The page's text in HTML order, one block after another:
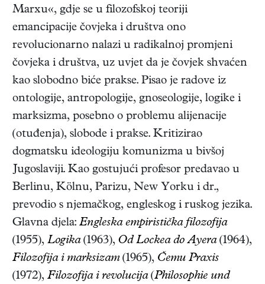
Marxu«, gdje se u filozofskoj teoriji
emancipacije čovjeka i društva ono
revolucionarno nalazi u radikalnoj promjeni
čovjeka i društva, uz uvjet da je čovjek shvaćen
kao slobodno biće prakse. Pisao je radove iz
ontologije, antropologije, gnoseologije, logike i
marksizma, posebno o problemu alijenacije
(otuđenja), slobode i prakse. Kritizirao
dogmatsku ideologiju komunizma u bivšoj
Jugoslaviji. Kao gostujući profesor predavao u
Berlinu, Kölnu, Parizu, New Yorku i dr.,
prevodio s njemačkog, engleskog i ruskog jezika.
Glavna djela: Engleska empiristička filozofija
(1955), Logika(1963), Od Lockea do Ayera(1964),
Filozofija i marksizam(1965), Čemu Praxis
(1972), Filozofija i revolucija(Philosophie und